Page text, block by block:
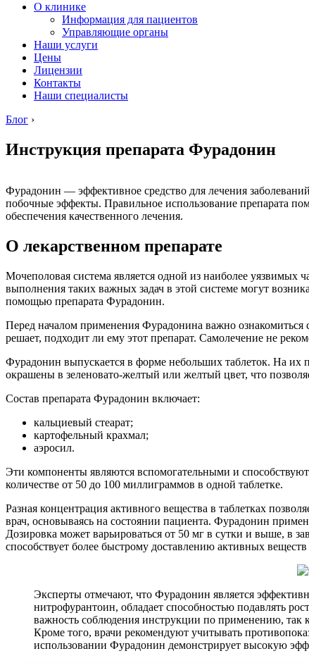
О клинике
Информация для пациентов
Управляющие органы
Наши услуги
Цены
Лицензии
Контакты
Наши специалисты
Блог ›
Инструкция препарата Фурадонин
Фурадонин — эффективное средство для лечения
побочные эффекты. Правильное использование препарата
обеспечения качественного лечения.
О лекарственном препарате
Мочеполовая система является одной из наиболее
выполнения таких важных задач в этой системе могут
помощью препарата Фурадонин.
Перед началом применения Фурадонина важно ознакомиться
решает, подходит ли ему этот препарат. Самолечение не
Фурадонин выпускается в форме небольших таблеток. На их
окрашены в зеленовато-желтый или желтый цвет, что
Состав препарата Фурадонин включает:
кальциевый стеарат;
картофельный крахмал;
аэросил.
Эти компоненты являются вспомогательными и
количестве от 50 до 100 миллиграммов в одной таблетке.
Разная концентрация активного вещества в таблетках
врач, основываясь на состоянии пациента. Фурадонин
Дозировка может варьироваться от 50 мг в сутки и выше, в
способствует более быстрому доставлению активных
Эксперты отмечают, что Фурадонин является
нитрофурантоин, обладает способностью подавлять
важность соблюдения инструкции по применению, так
Кроме того, врачи рекомендуют учитывать
использовании Фурадонин демонстрирует высокую